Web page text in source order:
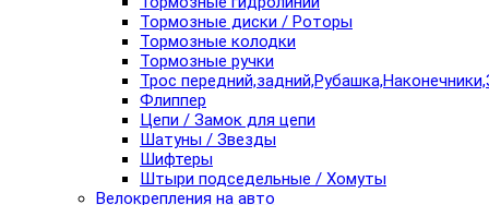
Тормозные диски / Роторы
Тормозные колодки
Тормозные ручки
Трос
Флиппер
Цепи / Замок для цепи
Шатуны / Звезды
Шифтеры
Штыри подседельные / Хомуты
Велокрепления на авто